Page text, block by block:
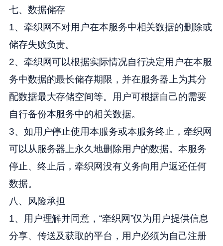
七、数据储存
1、牵织网不对用户在本服务中相关数据的删除或
储存失败负责。
2、牵织网可以根据实际情况自行决定用户在本服
务中数据的最长储存期限，并在服务器上为其分
配数据最大存储空间等。用户可根据自己的需要
自行备份本服务中的相关数据。
3、如用户停止使用本服务或本服务终止，牵织网
可以从服务器上永久地删除用户的数据。本服务
停止、终止后，牵织网没有义务向用户返还任何
数据。
八、风险承担
1、用户理解并同意，“牵织网”仅为用户提供信息
分享、传送及获取的平台，用户必须为自己注册